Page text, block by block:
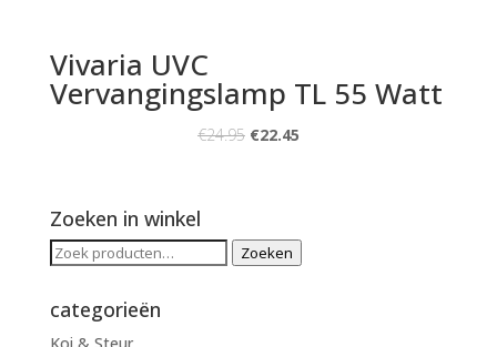
Vivaria UVC
Vervangingslamp TL 55 Watt
€24.95 €22.45
Zoeken in winkel
Zoeken
Zoeken
categorieën